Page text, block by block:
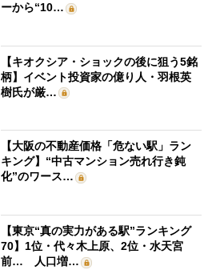
ーから“10…
【キオクシア・ショックの後に狙う5銘
柄】イベント投資家の億り人・羽根英
樹氏が厳…
【大阪の不動産価格「危ない駅」ラン
キング】“中古マンション売れ行き鈍
化”のワース…
【東京“真の実力がある駅”ランキング
70】1位・代々木上原、2位・水天宮
前… 人口増…